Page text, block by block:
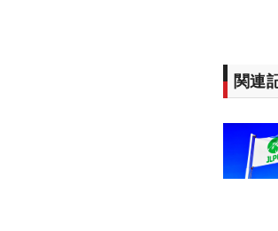
関連